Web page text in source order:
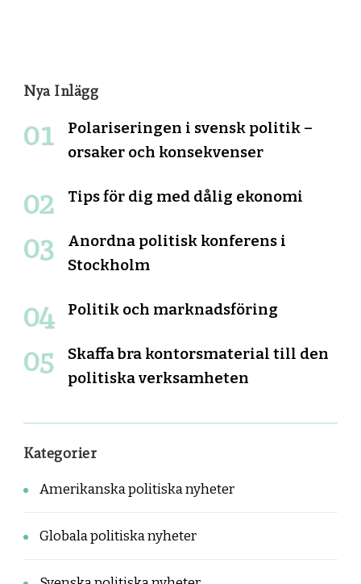
Nya Inlägg
Polariseringen i svensk politik –
orsaker och konsekvenser
Tips för dig med dålig ekonomi
Anordna politisk konferens i
Stockholm
Politik och marknadsföring
Skaffa bra kontorsmaterial till den
politiska verksamheten
Kategorier
Amerikanska politiska nyheter
Globala politiska nyheter